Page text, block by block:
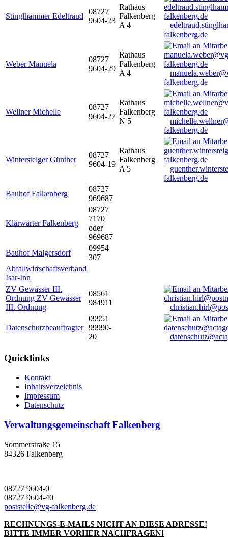
Stinglhammer Edeltraud
08727
9604-23
Rathaus
Falkenberg
A 4
falkenberg.de
Weber Manuela
08727
9604-29
Rathaus
Falkenberg
A 4
falkenberg.de
Wellner Michelle
08727
9604-27
Rathaus
Falkenberg
N 5
falkenberg.de
Wintersteiger Günther
08727
9604-19
Rathaus
Falkenberg
A 5
falkenberg.de
Bauhof Falkenberg
08727
969687
Klärwärter Falkenberg
08727
7170
oder
969687
Bauhof Malgersdorf
09954
307
Abfallwirtschaftsverband
Isar-Inn
ZV Gewässer III.
Ordnung ZV Gewässer
III. Ordnung
08561
984911
Datenschutzbeauftragter
09951
99990-
20
Quicklinks
Kontakt
Inhaltsverzeichnis
Impressum
Datenschutz
Verwaltungsgemeinschaft Falkenberg
Sommerstraße 15
84326 Falkenberg
08727 9604-0
08727 9604-40
poststelle@vg-falkenberg.de
RECHNUNGS-E-MAILS NICHT AN DIESE ADRESSE!
BITTE IMMER VORHER NACHFRAGEN!